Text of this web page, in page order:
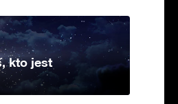
kto jest